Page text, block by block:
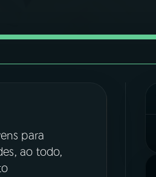
para
ao todo,